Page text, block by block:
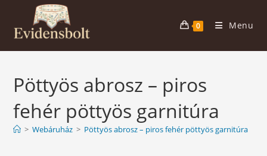
content
0 Menu
Pöttyös abrosz – piros
fehér pöttyös garnitúra
> Webáruház > Pöttyös abrosz – piros fehér pöttyös garnitúra